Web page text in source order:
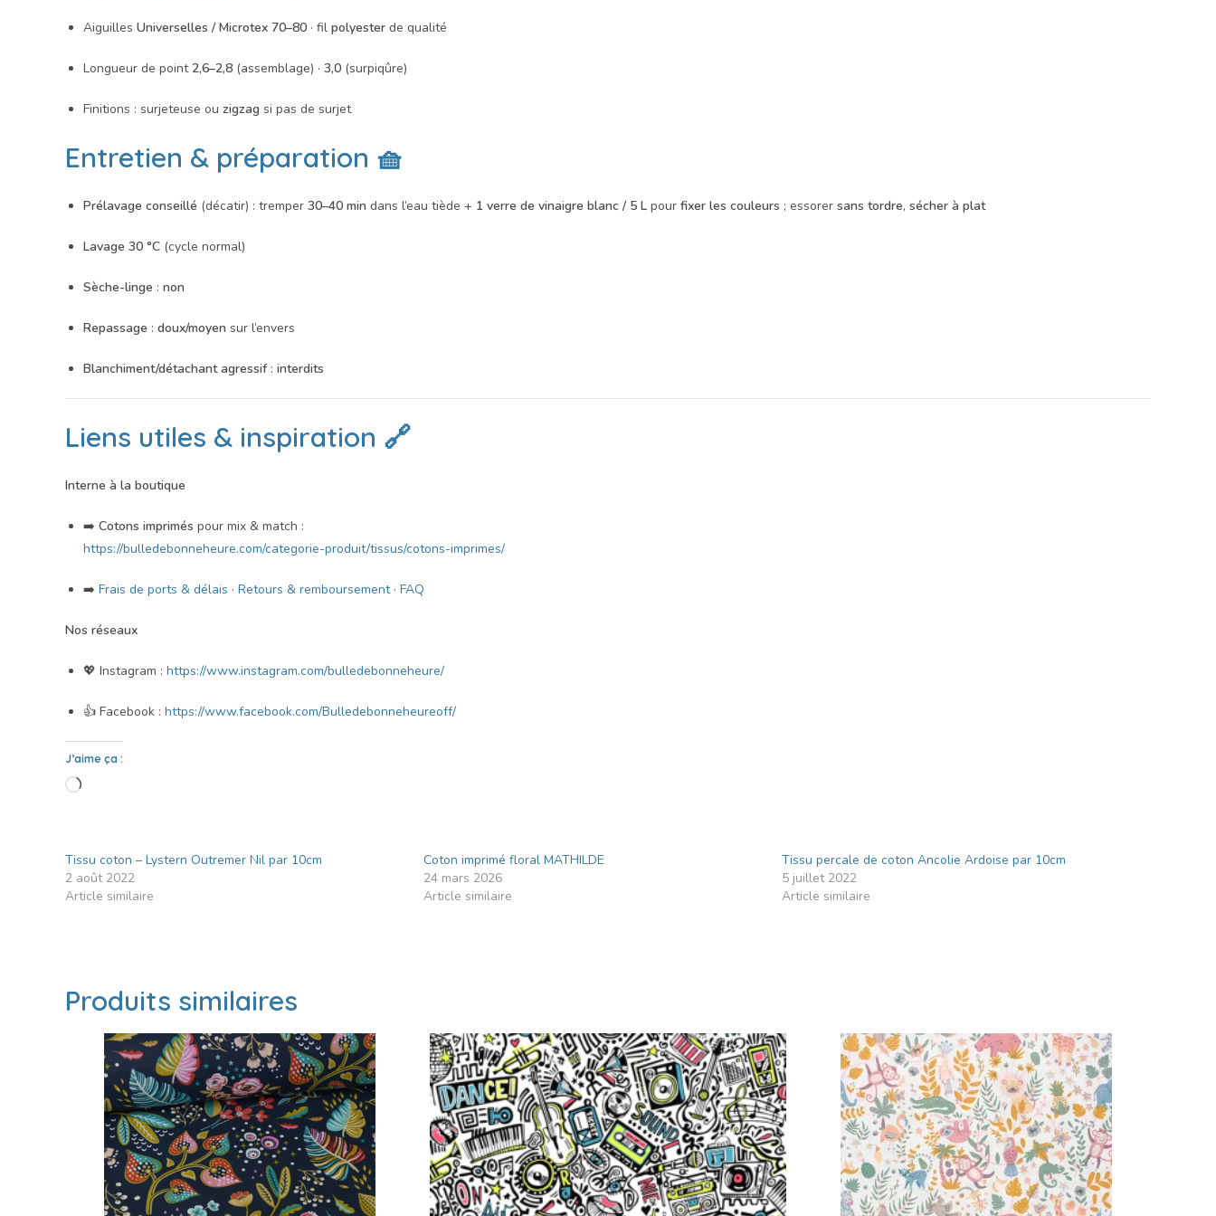
Aiguilles Universelles / Microtex 70–80 · fil polyester de qualité
Longueur de point 2,6–2,8 (assemblage) · 3,0 (surpiqûre)
Finitions : surjeteuse ou zigzag si pas de surjet
Entretien & préparation 🧺
Prélavage conseillé (décatir) : tremper 30–40 min dans l’eau tiède + 1 verre de vinaigre blanc / 5 L pour fixer les couleurs ; essorer sans tordre, sécher à plat
Lavage 30 °C (cycle normal)
Sèche-linge : non
Repassage : doux/moyen sur l’envers
Blanchiment/détachant agressif: interdits
Liens utiles & inspiration 🔗
Interne à la boutique
➡️ Cotons imprimés pour mix & match :
https://bulledebonneheure.com/categorie-produit/tissus/cotons-imprimes/
➡️ Frais de ports & délais · Retours & remboursement· FAQ
Nos réseaux
💖 Instagram : https://www.instagram.com/bulledebonneheure/
👍 Facebook : https://www.facebook.com/Bulledebonneheureoff/
J’aime ça :
Tissu coton – Lystern Outremer Nil par 10cm
2 août 2022
Article similaire
Coton imprimé floral MATHILDE
24 mars 2026
Article similaire
Tissu percale de coton Ancolie Ardoise par 10cm
5 juillet 2022
Article similaire
Produits similaires